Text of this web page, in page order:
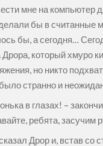
мне на компьютер
бы в считанные
бы, а сегодня…
который хмуро
но никто
странно и
в глазах! –
ребята, засучим
Дрор и, встав со